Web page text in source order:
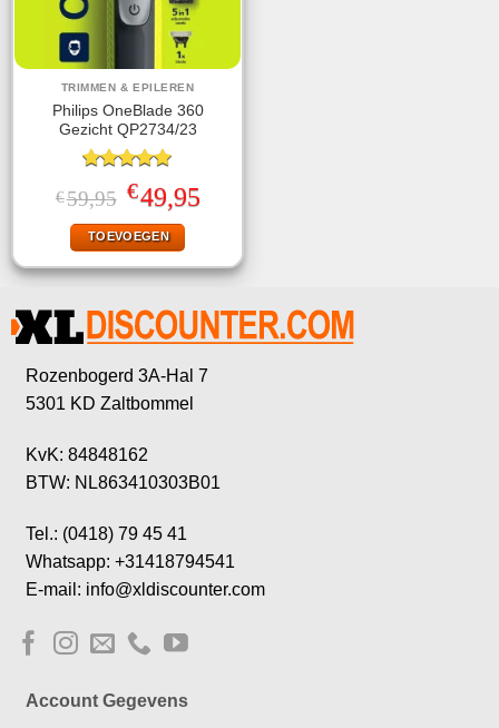
TRIMMEN & EPILEREN
Philips OneBlade 360
Gezicht QP2734/23
Gewaardeerd
5.00uit 5
€59,95 Oorspronkelijke
prijs
was:
€59,95.
€49,95Huidige
prijs
TOEVOEGEN
Rozenbogerd 3A-Hal 7
5301 KD Zaltbommel
KvK: 84848162
BTW: NL863410303B01
Tel.: (0418) 79 45 41
Whatsapp: +31418794541
E-mail: info@xldiscounter.com
Account Gegevens